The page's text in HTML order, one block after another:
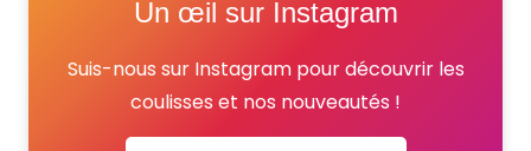
Un œil sur Instagram
Suis-nous sur Instagram pour découvrir les
coulisses et nos nouveautés !